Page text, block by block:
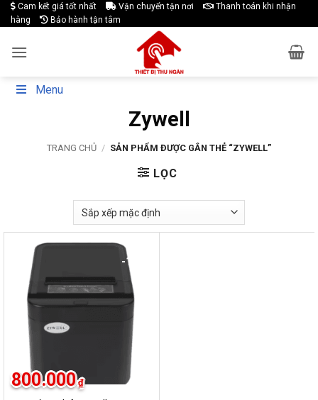
Skip
to
Cam kết giá tốt nhất Vận chuyển tận nơi
Thanh toán khi nhận
hàng
Bảo hành tận tâm
Menu
Zywell
TRANG CHỦ / SẢN PHẨM ĐƯỢC GẮN THẺ “ZYWELL”
LỌC
-19%
800.000 ₫